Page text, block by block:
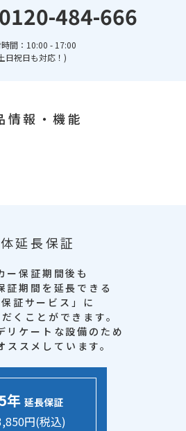
0120-484-666
間：10:00 - 17:00
日祝日も対応！)
情報・機能
延長保証
ー保証期間後も
証期間を延長できる
保証サービス」に
くことができます。
リケートな設備のため
ススメしています。
年 延長保証
円(税込)